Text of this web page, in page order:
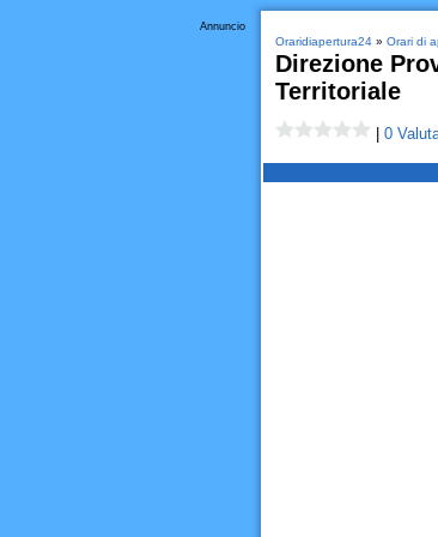
Annuncio
Oraridiapertura24» Orari di
Direzione
Territoriale
0